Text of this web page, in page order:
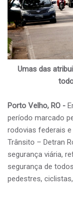
Umas das
Porto Velho, RO -
período marcado
rodovias federais
Trânsito – Detran
segurança viária,
segurança de
pedestres,